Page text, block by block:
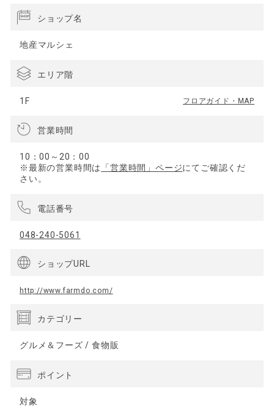
ショップ名
地産マルシェ
エリア階
1F フロアガイド・MAP
営業時間
10：00～20：00
※最新の営業時間は
「営業時間」ページにてご確認くだ
さい。
電話番号
048-240-5061
ショップURL
http://www.farmdo.com/
カテゴリー
グルメ＆フーズ / 食物販
ポイント
対象